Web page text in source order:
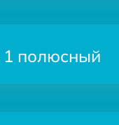
1 полюсный